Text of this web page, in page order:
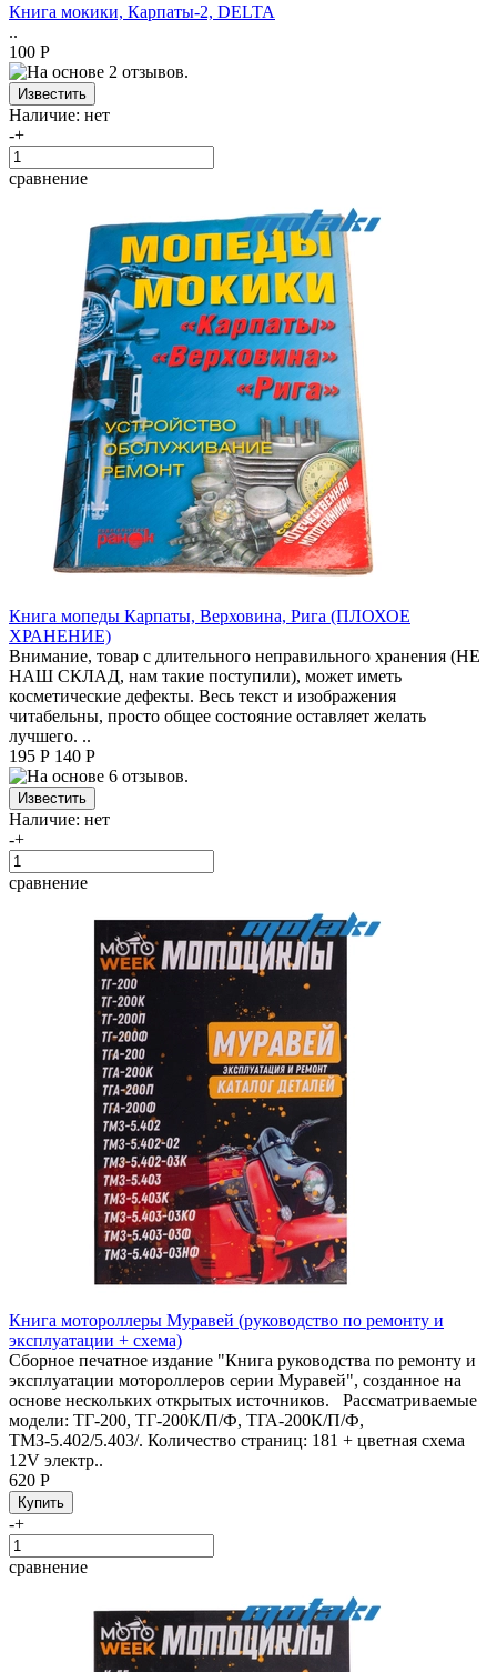
Книга мокики, Карпаты-2, DELTA
..
100 Р
Наличие: нет
-+
сравнение
Книга мопеды Карпаты, Верховина, Рига (ПЛОХОЕ
ХРАНЕНИЕ)
Внимание, товар с длительного неправильного хранения (НЕ
НАШ СКЛАД, нам такие поступили), может иметь
косметические дефекты. Весь текст и изображения
читабельны, просто общее состояние оставляет желать
лучшего. ..
195 Р 140 Р
Наличие: нет
-+
сравнение
Книга мотороллеры Муравей (руководство по ремонту и
эксплуатации + схема)
Сборное печатное издание "Книга руководства по ремонту и
эксплуатации мотороллеров серии Муравей", созданное на
основе нескольких открытых источников. Рассматриваемые
модели: ТГ-200, ТГ-200К/П/Ф, ТГА-200К/П/Ф,
ТМЗ-5.402/5.403/. Количество страниц: 181 + цветная схема
12V электр..
620 Р
-+
сравнение